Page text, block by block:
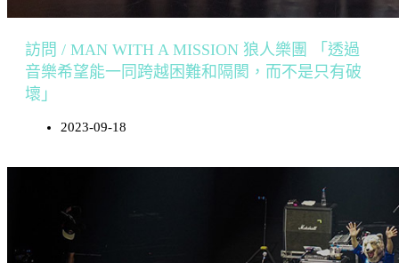
訪問 / MAN WITH A MISSION 狼人樂團 「透過
音樂希望能一同跨越困難和隔閡，而不是只有破
壞」
2023-09-18